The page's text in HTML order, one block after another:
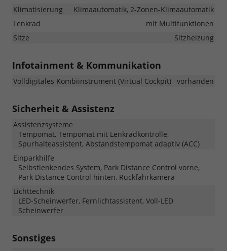
Klimatisierung
Klimaautomatik, 2-Zonen-Klimaautomatik
Lenkrad
mit Multifunktionen
Sitze
Sitzheizung
Infotainment & Kommunikation
Volldigitales Kombiinstrument (Virtual Cockpit) vorhanden
Sicherheit & Assistenz
Assistenzsysteme
Tempomat, Tempomat mit Lenkradkontrolle,
Spurhalteassistent, Abstandstempomat adaptiv (ACC)
Einparkhilfe
Selbstlenkendes System, Park Distance Control vorne,
Park Distance Control hinten, Rückfahrkamera
Lichttechnik
LED-Scheinwerfer, Fernlichtassistent, Voll-LED
Scheinwerfer
Sonstiges